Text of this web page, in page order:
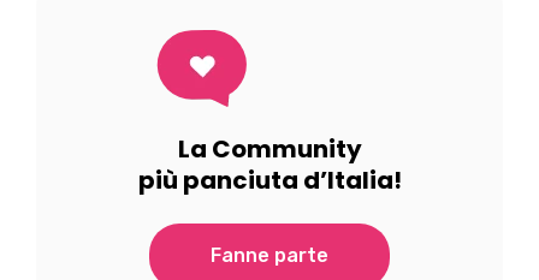
La Community
più panciuta d’Italia!
Fanne parte